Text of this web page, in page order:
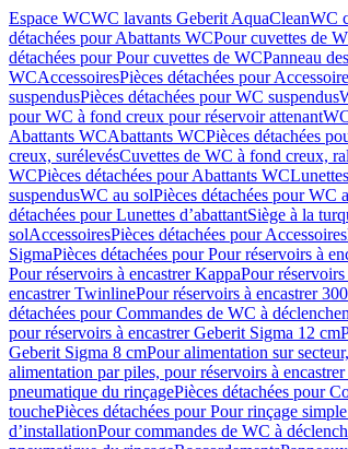
Espace WCWC lavants Geberit AquaCleanWC
détachées pour Abattants WCPour cuvettes de
détachées pour Pour cuvettes de WCPanneau
WCAccessoiresPièces détachées pour
suspendusPièces détachées pour WC suspendus
pour WC à fond creux pour réservoir attenant
Abattants WCAbattants WCPièces détachées
creux, surélevésCuvettes de WC à fond creux,
WCPièces détachées pour Abattants WC
suspendusWC au solPièces détachées pour WC
détachées pour Lunettes d’abattantSiège à la
solAccessoiresPièces détachées pour Accessoires
SigmaPièces détachées pour Pour réservoirs à
Pour réservoirs à encastrer KappaPour
encastrer TwinlinePour réservoirs à encastrer
détachées pour Commandes de WC à
pour réservoirs à encastrer Geberit Sigma 12 cm
Geberit Sigma 8 cmPour alimentation sur
alimentation par piles, pour réservoirs à
pneumatique du rinçagePièces détachées pour
touchePièces détachées pour Pour rinçage
d’installationPour commandes de WC à